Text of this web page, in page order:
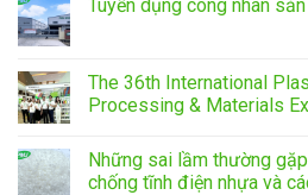
Tuyển dụng công nhân
The 36th International
Processing & Materials
Những sai lầm thường
chống tĩnh điện nhựa và